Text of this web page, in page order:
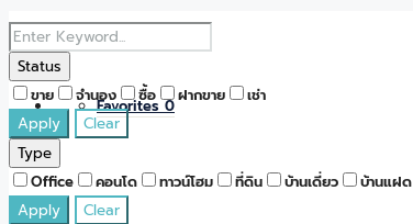
Favorites0
Status
ขาย จำนอง ซื้อ ฝากขาย เช่า
Apply
Clear
Type
Office คอนโด ทาวน์โฮม ที่ดิน บ้านเดี่ยว บ้านแฝด
Apply Clear